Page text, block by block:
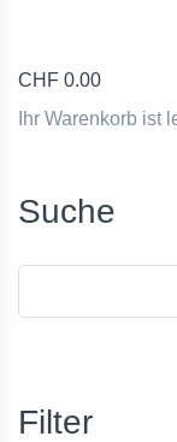
CHF 0.00
Ihr Warenkorb ist
Suche
Filter